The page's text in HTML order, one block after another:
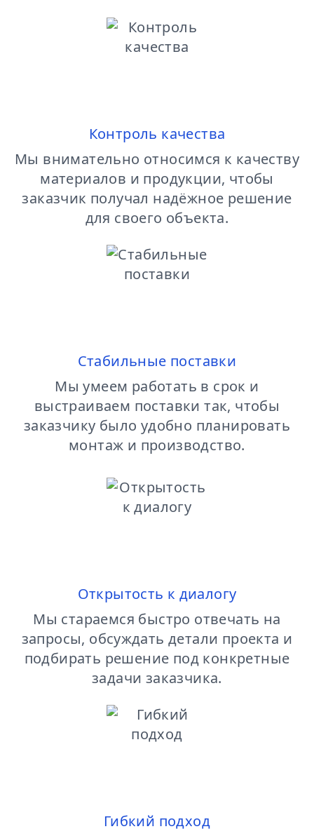
Контроль качества
Мы внимательно относимся к качеству
материалов и продукции, чтобы
заказчик получал надёжное решение
для своего объекта.
Стабильные поставки
Мы умеем работать в срок и
выстраиваем поставки так, чтобы
заказчику было удобно планировать
монтаж и производство.
Открытость к диалогу
Мы стараемся быстро отвечать на
запросы, обсуждать детали проекта и
подбирать решение под конкретные
задачи заказчика.
Гибкий подход